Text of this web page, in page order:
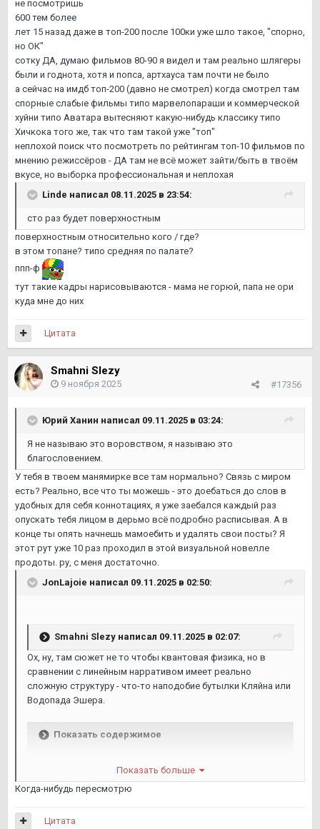
не посмотришь
600 тем более
лет 15 назад даже в топ-200 после 100ки уже шло такое, "спорно,
но ОК"
сотку ДА, думаю фильмов 80-90 я видел и там реально шлягеры
были и годнота, хотя и попса, артхауса там почти не было
а сейчас на имдб топ-200 (давно не смотрел) когда смотрел там
спорные слабые фильмы типо марвелопараши и коммерческой
хуйни типо Аватара вытесняют какую-нибудь классику типо
Хичкока того же, так что там такой уже "топ"
неплохой поиск что посмотреть по рейтингам топ-10 фильмов по
мнению режиссёров - ДА там не всё может зайти/быть в твоём
вкусе, но выборка профессиональная и неплохая
Linde написал 08.11.2025 в 23:54:
сто раз будет поверхностным
поверхностным относительно кого / где?
в этом топане? типо средняя по палате?
ппп-ф
тут такие кадры нарисовываются - мама не горюй, папа не ори
куда мне до них
Цитата
Smahni Slezy
#17356
9 ноября 2025
Юрий Ханин написал 09.11.2025 в 03:24:
Я не называю это воровством, я называю это
благословением.
У тебя в твоем манямирке все там нормально? Связь с миром
есть? Реально, все что ты можешь - это доебаться до слов в
удобных для себя коннотациях, я уже заебался каждый раз
опускать тебя лицом в дерьмо всё подробно расписывая. А в
конце ты опять начнешь мамоебить и удалять свои посты? Я
этот рут уже 10 раз проходил в этой визуальной новелле
продоты. ру, с меня достаточно.
JonLajoie написал 09.11.2025 в 02:50:
Smahni Slezy написал 09.11.2025 в 02:07:
Ох, ну, там сюжет не то чтобы квантовая физика, но в
сравнении с линейным нарративом имеет реально
сложную структуру - что-то наподобие бутылки Кляйна или
Водопада Эшера.
Показать содержимое
Показать больше
Когда-нибудь пересмотрю
Цитата